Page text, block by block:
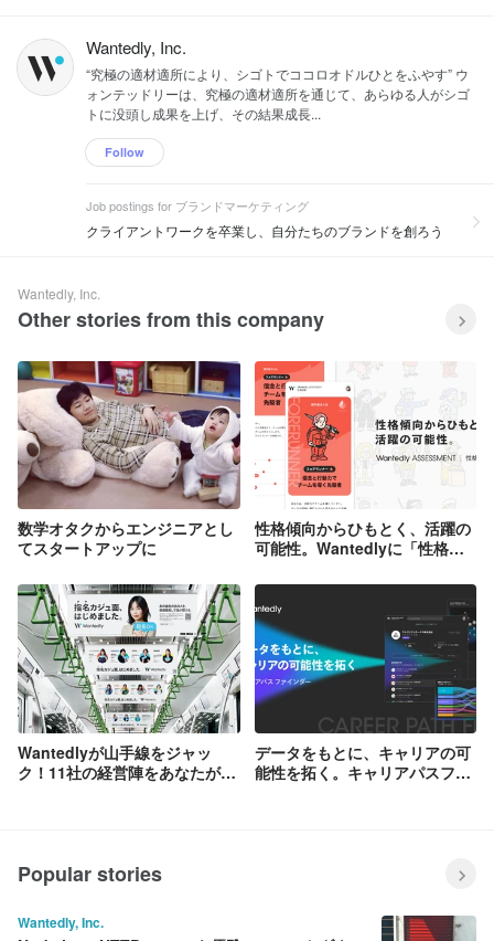
Wantedly, Inc.
“究極の適材適所により、シゴトでココロオドルひとをふやす” ウ
ォンテッドリーは、究極の適材適所を通じて、あらゆる人がシゴ
トに没頭し成果を上げ、その結果成長...
Follow
Job postings for ブランドマーケティング
クライアントワークを卒業し、自分たちのブランドを創ろう
Wantedly, Inc.
Other stories from this company
数学オタクからエンジニアとし
てスタートアップに
性格傾向からひもとく、活躍の
可能性。Wantedlyに「性格診
Wantedlyが山手線をジャッ
ク！11社の経営陣をあなたが直
データをもとに、キャリアの可
能性を拓く。キャリアパスファ
Popular stories
Wantedly, Inc.